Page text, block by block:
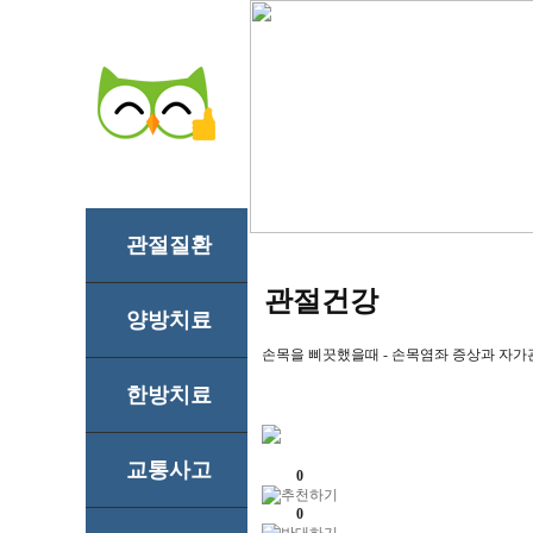
관절질환
양방치료
한방치료
교통사고
관절건강
손목을 삐끗했을때 - 손목염좌 증상과 자가
0
0